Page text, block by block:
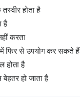
होता है
है
करता
फिर से उपयोग कर सकते हैं
होता है
हो जाता है